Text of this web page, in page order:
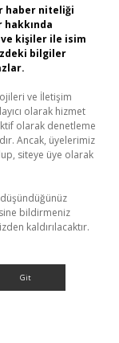
haber niteliği
ve kişiler ile isim
bilgiler
ve İletişim
olarak hizmet
olarak denetleme
Ancak, üyelerimiz
siteye üye olarak
bildirmeniz
kaldırılacaktır.